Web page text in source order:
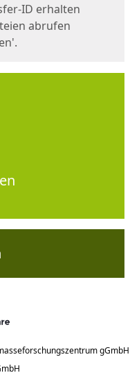
ID erhalten
abrufen
gGmbH